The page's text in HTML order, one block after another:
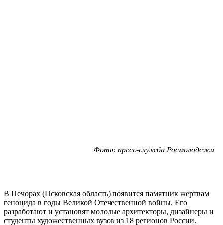
Фото: пресс-служба Росмолодежи
В Печорах (Псковская область) появится памятник жертвам
геноцида в годы Великой Отечественной войны. Его
разработают и установят молодые архитекторы, дизайнеры и
студенты художественных вузов из 18 регионов России.